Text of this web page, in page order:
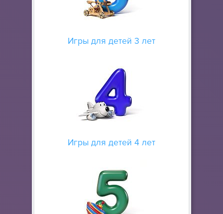
Игры для детей 3 лет
Игры для детей 4 лет